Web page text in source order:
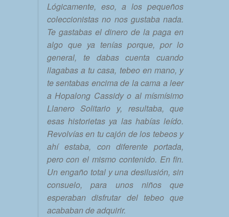
Lógicamente, eso, a los pequeños
coleccionistas no nos gustaba nada.
Te gastabas el dinero de la paga en
algo que ya tenías porque, por lo
general, te dabas cuenta cuando
llagabas a tu casa, tebeo en mano, y
te sentabas encima de la cama a leer
a Hopalong Cassidy o al mísmísimo
Llanero Solitario y, resultaba, que
esas historietas ya las habías leído.
Revolvías en tu cajón de los tebeos y
ahí estaba, con diferente portada,
pero con el mismo contenido. En fin.
Un engaño total y una desilusión, sin
consuelo, para unos niños que
esperaban disfrutar del tebeo que
acababan de adquirir.